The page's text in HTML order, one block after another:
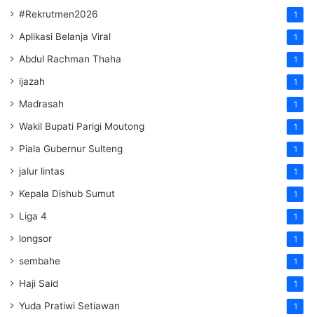
#Rekrutmen2026 1
Aplikasi Belanja Viral 1
Abdul Rachman Thaha 1
ijazah 1
Madrasah 1
Wakil Bupati Parigi Moutong 1
Piala Gubernur Sulteng 1
jalur lintas 1
Kepala Dishub Sumut 1
Liga 4 1
longsor 1
sembahe 1
Haji Said 1
Yuda Pratiwi Setiawan 1